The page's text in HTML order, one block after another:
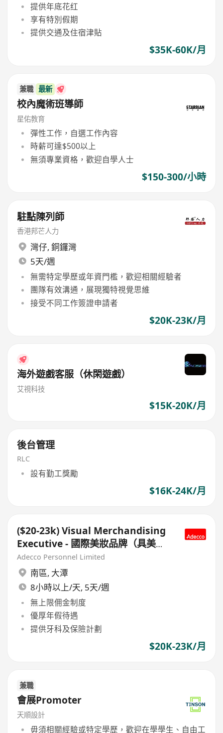
提供年底花红
享有特別假期
提供交通及住宿津貼
$35K-60K/月
兼職 最新
校內魔術班導師
星佑教育
彈性工作，自選工作內容
時薪可達$500以上
無須專業資格，歡迎自學人士
$150-300/小時
駐點陳列師
香港邦芒人力
灣仔, 銅鑼灣
5天/週
無需特定學歷或年資門檻，歡迎相關經驗者
團隊有效溝通，展現獨特視覺思維
接受不同工作簽證申請者
$20K-23K/月
海外遊戲客服（休閑遊戲）
艾視科技
$15K-20K/月
後台管理
RLC
設有勤工獎勵
$16K-24K/月
($20-23k) Visual Merchandising
Executive - 國際美妝品牌（具美妝
品牌/Multi-brand VM經驗者優先
考慮）
Adecco Personnel Limited
南區, 大潭
8小時以上/天, 5天/週
無上限佣金制度
優厚年假待遇
提供牙科及保險計劃
$20K-23K/月
兼職
會展Promoter
天順設計
毋須相關經驗或特定學歷，歡迎在學學生、自由工